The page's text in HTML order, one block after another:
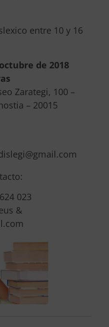
entre 10 y 16
de 2018
Zarategi, 100 –
– 20015
023
&